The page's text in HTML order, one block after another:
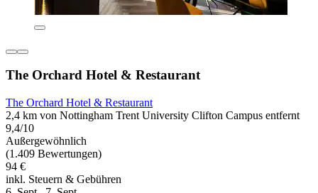
The Orchard Hotel & Restaurant
The Orchard Hotel & Restaurant
2,4 km von Nottingham Trent University Clifton Campus entfernt
9,4/10
Außergewöhnlich
(1.409 Bewertungen)
94 €
inkl. Steuern & Gebühren